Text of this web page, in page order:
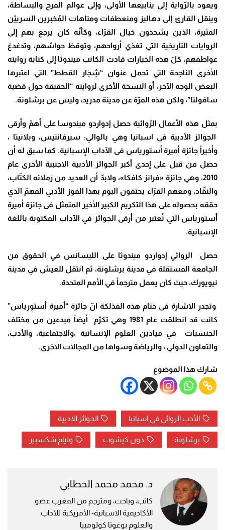
ويعود بالرّواية إلى ينابيعها الأولى، وإلى عوالم المرح والبساطة،
وينقل القارئ إلى دهاليز ومنعطفات ومتاهات المُخبرين السرييّن
المثيرة، الذين يشحذون خيال القرّاء، وكأنّه كان يرجع بهم إلى
الروايات التاريخية التي تغذي أرواحهم، وتوقظ حواسّهم، وتدغدغ
عواطفهم، كلّ هذه الخيارات قادت الكاتب ميندوثا إلى كتابة روايته
الأخرى الناجحة التي تحمل عنوان “شِجَار القطط” التي اعتبرها
البعض الوجه الآخر، أو النسخة الأخرى لروايته “الحقيقة حول قضية
سافولتا”، ولكن هذه المرّة عن مدينة مدريد، وليس عن برشلونة.
بمثل هذه الأعمال الرّوائية حصل إدواردو ميندوسا على أهمّ وأرقى
الجوائز الأدبية فى اسبانيا وهي بالوالي: سيرفانتيس، وبلانيتا ،
وأخيراً جائزة أميرة أستورياس فى الآداب الإسبانية. كما سبق له أن
حصل من قبل على إحدى أكبر الجوائز الأدبية الاجنبية الأخرى عام
2010، وهي جائزة «فرانز كافكا»، ولابدّ أن العديد من زملائه الكتّاب،
والنقّاد، ومعهم القرّاء يحتفون اليوم بهذا الفوز الأدبي المهمّ الذي
حققه بحصوله على هذا التكريم الكبير الأخير المتمثل فى جائزة أميرة
أستورياس التي تُعتبر من أرقى الجوائز في الآداب المكتوبة باللغة
الإسبانية.
حصل الروائي إدواردو ميندوثا على الليسانس في الحقوق من
الجامعة المستقلة في مدينة برشلونة، ثم انتقل للعيش في مدينة
نيويورك، حيث كان يعمل مترجماً في الأمم المتحدة.
وتجدر الاشارة فى ختام هذه الفذلكة انّ جائزة “أميرة أستورياس”
كانت قد انطلقت عام 1981 وهي تكرّم أيضاً مبدعين من مختلف
الجنسيات في ميادين العلوم الإنسانية ،والاجتماعية، والأدب،
والتعاون الدولي ، والرياضة وسواها من المجالات الاخرى.
شارك هذا الموضوع
الأدب الروائي في اسبانيا الجوائز الادبية
برشلونة دون كيشوت وليام شكسبير
د. محمد محمد الخطابي
كاتب، وباحث، ومترجم من المغرب عضو
الأكاديمية الاسبانية- الأمريكية للآداب
والعلوم بوغوتا كولومبيا